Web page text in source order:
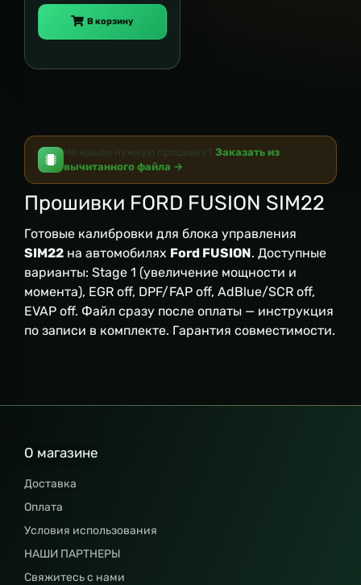
В корзину
Не нашли нужную прошивку? Заказать из
вычитанного файла →
Прошивки FORD FUSION SIM22
Готовые калибровки для блока управления
SIM22 на автомобилях Ford FUSION. Доступные
варианты: Stage 1 (увеличение мощности и
момента), EGR off, DPF/FAP off, AdBlue/SCR off,
EVAP off. Файл сразу после оплаты — инструкция
по записи в комплекте. Гарантия совместимости.
О магазине
Доставка
Оплата
Условия использования
НАШИ ПАРТНЕРЫ
Свяжитесь с нами